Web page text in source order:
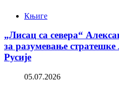
Књиге
„Лисац са севера“
за разумевање
Русије
05.07.2026